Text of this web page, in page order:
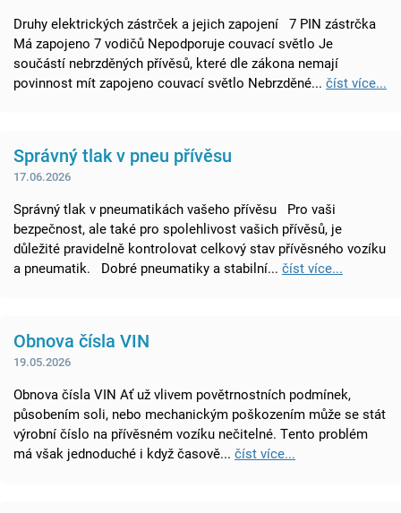
Druhy elektrických zástrček a jejich zapojení 7 PIN zástrčka
Má zapojeno 7 vodičů Nepodporuje couvací světlo Je
součástí nebrzděných přívěsů, které dle zákona nemají
povinnost mít zapojeno couvací světlo Nebrzděné... číst více...
Správný tlak v pneu přívěsu
17.06.2026
Správný tlak v pneumatikách vašeho přívěsu Pro vaši
bezpečnost, ale také pro spolehlivost vašich přívěsů, je
důležité pravidelně kontrolovat celkový stav přívěsného vozíku
a pneumatik. Dobré pneumatiky a stabilní... číst více...
Obnova čísla VIN
19.05.2026
Obnova čísla VIN Ať už vlivem povětrnostních podmínek,
působením soli, nebo mechanickým poškozením může se stát
výrobní číslo na přívěsném vozíku nečitelné. Tento problém
má však jednoduché i když časově... číst více...